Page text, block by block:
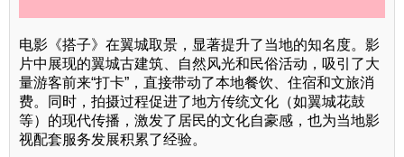
电影《搭子》在翼城取景，显著提升了当地的知名度。影
片中展现的翼城古建筑、自然风光和民俗活动，吸引了大
量游客前来“打卡”，直接带动了本地餐饮、住宿和文旅消
费。同时，拍摄过程促进了地方传统文化（如翼城花鼓
等）的现代传播，激发了居民的文化自豪感，也为当地影
视配套服务发展积累了经验。